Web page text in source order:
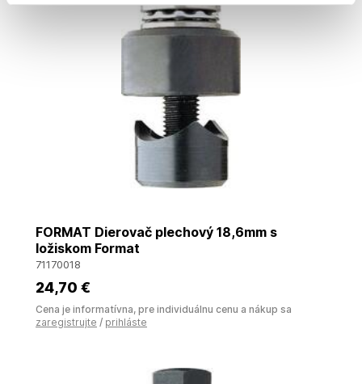
FORMAT Dierovač plechový 18,6mm s
ložiskom Format
71170018
24,70 €
Cena je informatívna, pre individuálnu cenu a nákup sa
zaregistrujte / prihláste